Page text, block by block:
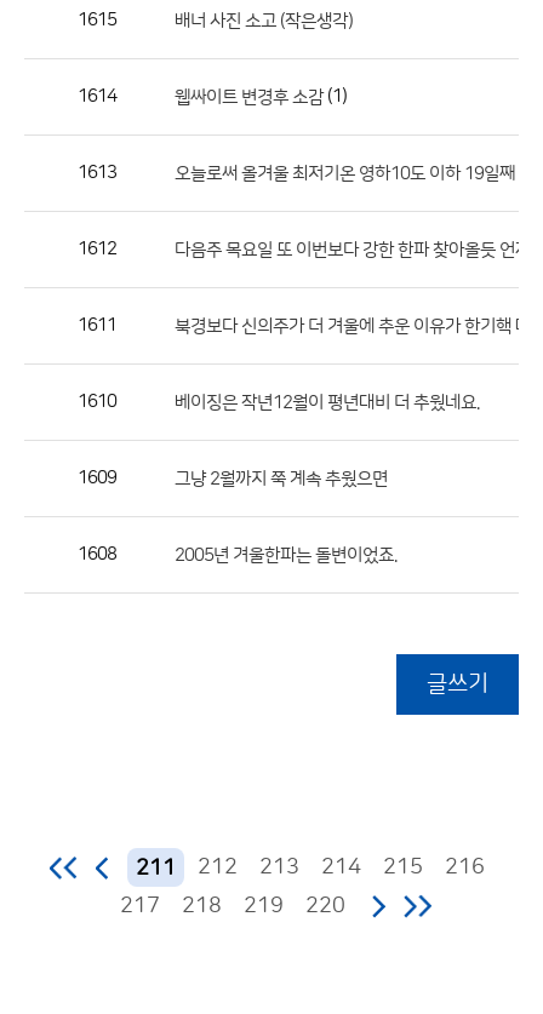
록
공
1615 배너 사진 소고 (작은생각)
1614 웹싸이트 변경후 소감(1)
1613 오늘로써 올겨울 최저기온 영하10도 이하 19일째
1612 다음주 목요일 또 이번보다 강한 한파 찾아올듯 언제
1611 북경보다 신의주가 더 겨울에 추운 이유가 한기핵 때
1610 베이징은 작년12월이 평년대비 더 추웠네요.
1609 그냥 2월까지 쭉 계속 추웠으면
1608 2005년 겨울한파는 돌변이었죠.
글쓰기
211 212 213 214 215
216
217
218 219 220